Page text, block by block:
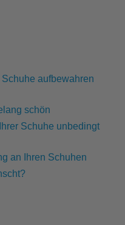
aufbewahren
schön
Schuhe unbedingt
an Ihren Schuhen